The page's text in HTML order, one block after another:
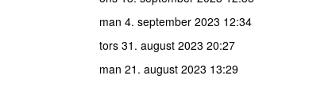
man 4. september 2023 12:34
tors 31. august 2023 20:27
man 21. august 2023 13:29